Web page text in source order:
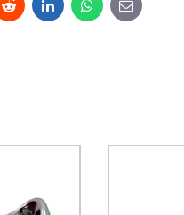
einverstanden. Ich habe
Reddit LinkedInWhatsApp
E-
mail